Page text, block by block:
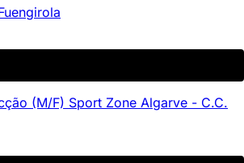
(M/F) Sport Zone Algarve - C.C.